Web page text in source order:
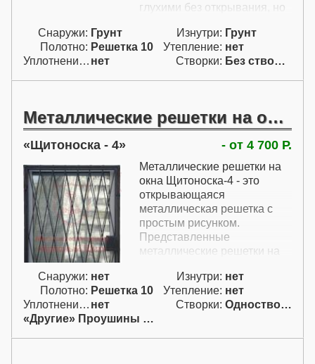
глухими без открывания, но
открывающимися.
Снаружи: Грунт Изнутри: Грунт
Полотно: Решетка 10 Утепление: нет
Уплотнение: нет Створки: Без створок (Г)
Металлические решетки на окна
Щитоноска - 4 - от 4 700 Р.
Металлические решетки на
окна Щитоноска-4 - это
открывающаяся
металлическая решетка с
простым рисунком.
Представленные
металлические решетки на
но их можно покрыть
грунтом, эмалью или
порошковым покрытием. В
стоимость также включены
две петли и проушины для
Снаружи: нет Изнутри: нет
Полотно: Решетка 10 Утепление: нет
Уплотнение: нет Створки:
Одностворчатая (А)
«Другие» Проушины для навесн.